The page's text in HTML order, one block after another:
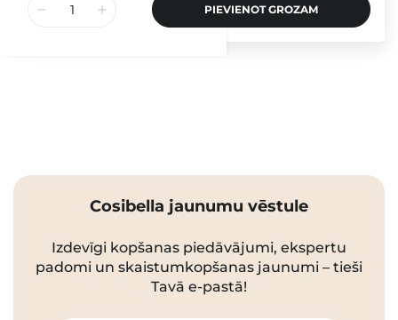
PIEVIENOT GROZAM
Cosibella jaunumu vēstule
Izdevīgi kopšanas piedāvājumi, ekspertu
padomi un skaistumkopšanas jaunumi – tieši
Tavā e-pastā!